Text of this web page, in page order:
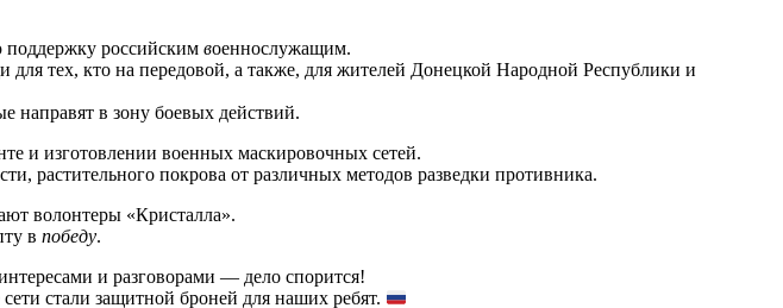
российским военнослужащим.
тех, кто на передовой, а также, для жителей Донецкой Народной Республики и
направят в зону боевых действий.
и изготовлении военных маскировочных сетей.
растительного покрова от различных методов разведки противника.
волонтеры «Кристалла».
в победу.
и разговорами — дело спорится!
стали защитной броней для наших ребят.